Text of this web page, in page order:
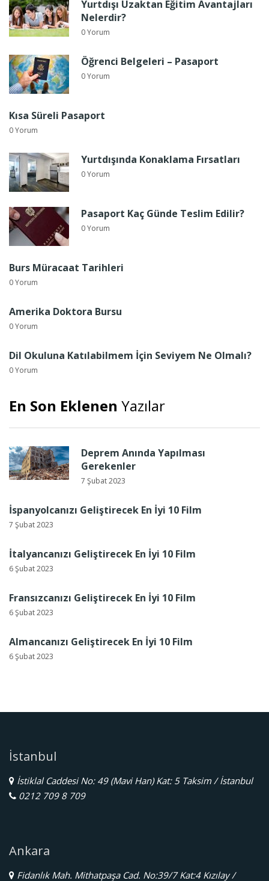
Yurtdışı Uzaktan Eğitim Avantajları
Nelerdir?
0 Yorum
Öğrenci Belgeleri – Pasaport
0 Yorum
Kısa Süreli Pasaport
0 Yorum
Yurtdışında Konaklama Fırsatları
0 Yorum
Pasaport Kaç Günde Teslim Edilir?
0 Yorum
Burs Müracaat Tarihleri
0 Yorum
Amerika Doktora Bursu
0 Yorum
Dil Okuluna Katılabilmem İçin Seviyem Ne Olmalı?
0 Yorum
En Son Eklenen Yazılar
Deprem Anında Yapılması
Gerekenler
7 Şubat 2023
İspanyolcanızı Geliştirecek En İyi 10 Film
7 Şubat 2023
İtalyancanızı Geliştirecek En İyi 10 Film
6 Şubat 2023
Fransızcanızı Geliştirecek En İyi 10 Film
6 Şubat 2023
Almancanızı Geliştirecek En İyi 10 Film
6 Şubat 2023
İstanbul
İstiklal Caddesi No: 49 (Mavi Han) Kat: 5 Taksim / İstanbul
0212 709 8 709
Ankara
Fidanlık Mah. Mithatpaşa Cad. No:39/7 Kat:4 Kızılay /